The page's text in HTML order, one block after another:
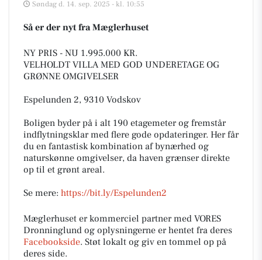
Søndag d. 14. sep. 2025 - kl. 10:55
Så er der nyt fra Mæglerhuset
NY PRIS - NU 1.995.000 KR.
VELHOLDT VILLA MED GOD UNDERETAGE OG
GRØNNE OMGIVELSER
Espelunden 2, 9310 Vodskov
Boligen byder på i alt 190 etagemeter og fremstår
indflytningsklar med flere gode opdateringer. Her får
du en fantastisk kombination af bynærhed og
naturskønne omgivelser, da haven grænser direkte
op til et grønt areal.
Se mere: https://bit.ly/Espelunden2
Mæglerhuset er kommerciel partner med VORES
Dronninglund og oplysningerne er hentet fra deres
Facebookside. Støt lokalt og giv en tommel op på
deres side.